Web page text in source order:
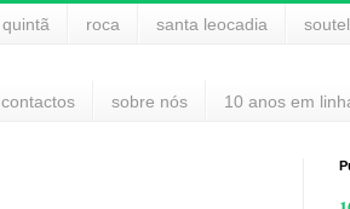
quintã roca santa leocadia
contactos sobre nós 10 anos em